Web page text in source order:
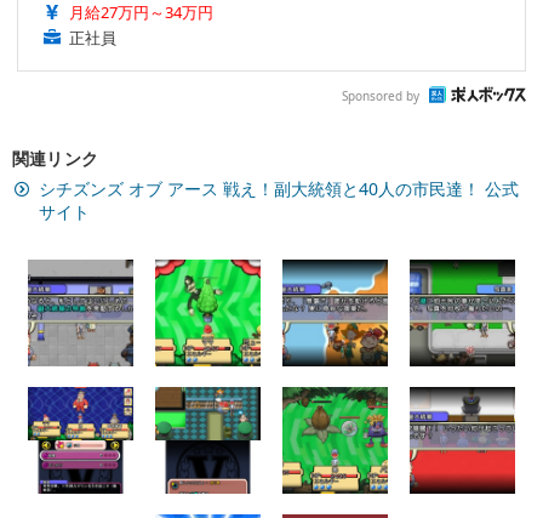
月給27万円～34万円
正社員
Sponsored by
関連リンク
シチズンズ オブ アース 戦え！副大統領と40人の市民達！ 公式
サイト